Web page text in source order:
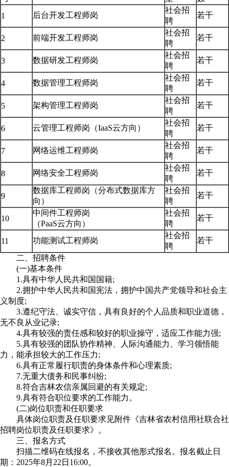
1
后台开发工程师岗
社会招
聘
若干
2 前端开发工程师岗
社会招
聘
若干
3 数据研发工程师岗
社会招
聘
若干
4 数据管理工程师岗
社会招
聘
若干
5 架构管理工程师岗
社会招
聘
若干
6 云管理工程师岗（IaaS云方向）
社会招
聘
若干
7 网络运维工程师岗
社会招
聘
若干
8 网络安全工程师岗
社会招
聘
若干
9
数据库工程师岗（分布式数据库方
向）
社会招
聘
若干
10
中间件工程师岗
（PaaS云方向）
社会招
聘
若干
11 功能测试工程师岗
社会招
聘
若干
二、招聘条件
(一)基本条件
1.具有中华人民共和国国籍;
2.拥护中华人民共和国宪法，拥护中国共产党领导和社会主
义制度;
3.遵纪守法、诚实守信，具有良好的个人品质和职业道德，
无不良从业记录;
4.具有较强的责任感和较好的职业操守，适应工作能力强;
5.具有较强的团队协作精神、人际沟通能力、学习领悟能
力，能承担较大的工作压力;
6.具有正常履行职责的身体条件和心理素质;
7.无重大债务和民事纠纷;
8.符合吉林农信亲属回避的有关规定;
9.具有符合职位要求的工作能力。
(二)岗位职责和任职要求
具体岗位职责及任职要求见附件《吉林省农村信用社联合社
招聘岗位职责及任职要求》。
三、报名方式
扫描二维码在线报名，不接收其他形式报名。报名截止日
期：2025年8月22日16:00。